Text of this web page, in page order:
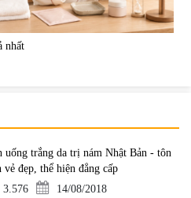
nhất
uống trắng da trị nám Nhật Bản - tôn
vẻ đẹp, thể hiện đẳng cấp
3.576
14/08/2018